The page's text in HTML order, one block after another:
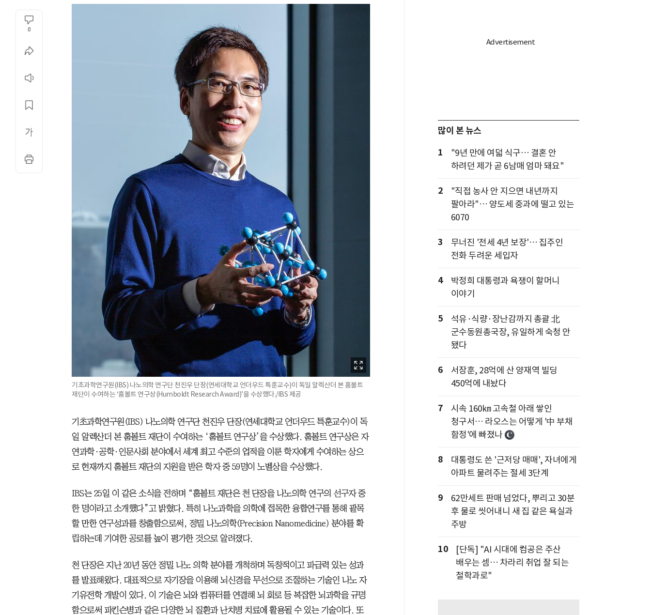
0
기초과학연구원(IBS) 나노의학 연구단 천진우 단장(연세대학교 언더우드 특훈교수)이 독일 알렉산더 본 훔볼트
재단이 수여하는 ‘훔볼트 연구상(Humboldt Research Award)’을 수상했다./IBS 제공
기초과학연구원(IBS) 나노의학 연구단 천진우 단장(연세대학교 언더우드 특훈교수)이 독
일 알렉산더 본 훔볼트 재단이 수여하는 ‘훔볼트 연구상’을 수상했다. 훔볼트 연구상은 자
연과학·공학·인문사회 분야에서 세계 최고 수준의 업적을 이룬 학자에게 수여하는 상으
로 현재까지 훔볼트 재단의 지원을 받은 학자 중 59명이 노벨상을 수상했다.
IBS는 25일 이 같은 소식을 전하며 “훔볼트 재단은 천 단장을 나노의학 연구의 선구자 중
한 명이라고 소개했다”고 밝혔다. 특히 나노과학을 의학에 접목한 융합연구를 통해 괄목
할 만한 연구성과를 창출함으로써, 정밀 나노의학(Precision Nanomedicine) 분야를 확
립하는데 기여한 공로를 높이 평가한 것으로 알려졌다.
천 단장은 지난 20년 동안 정밀 나노 의학 분야를 개척하며 독창적이고 파급력 있는 성과
를 발표해왔다. 대표적으로 자기장을 이용해 뇌신경을 무선으로 조절하는 기술인 나노 자
기유전학 개발이 있다. 이 기술은 뇌와 컴퓨터를 연결해 뇌 회로 등 복잡한 뇌과학을 규명
함으로써 파킨슨병과 같은 다양한 뇌 질환과 난치병 치료에 활용될 수 있는 기술이다. 또
많이 본 뉴스
1
"9년 만에 여덟 식구… 결혼 안
하려던 제가 곧 6남매 엄마 돼요"
2
"직접 농사 안 지으면 내년까지
팔아라"… 양도세 중과에 떨고 있는
6070
3
무너진 '전세 4년 보장'… 집주인
전화 두려운 세입자
4
박정희 대통령과 욕쟁이 할머니
이야기
5
석유·식량·장난감까지 총괄 北
군수동원총국장, 유일하게 숙청 안
됐다
6
서장훈, 28억에 산 양재역 빌딩
450억에 내놨다
7
시속 160㎞ 고속철 아래 쌓인
청구서… 라오스는 어떻게 '中 부채
함정'에 빠졌나
8
대통령도 쓴 '근저당 매매', 자녀에게
아파트 물려주는 절세 3단계
9
62만세트 판매 넘었다, 뿌리고 30분
후 물로 씻어내니 새 집 같은 욕실과
주방
10
[단독] "AI 시대에 컴공은 주산
배우는 셈… 차라리 취업 잘 되는
철학과로"